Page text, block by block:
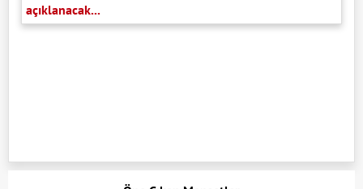
açıklanacak...